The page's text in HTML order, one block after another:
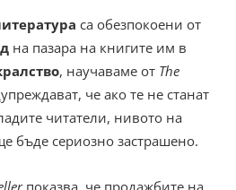
са обезпокоени от
на пазара на книгите им в
, научаваме от The
че ако те не станат
читатели, нивото на
бъде сериозно застрашено.